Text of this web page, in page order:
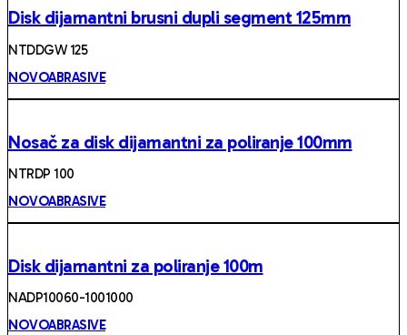
Disk dijamantni brusni dupli segment 125mm
NTDDGW 125
NOVOABRASIVE
Nosač za disk dijamantni za poliranje 100mm
NTRDP 100
NOVOABRASIVE
Disk dijamantni za poliranje 100m
NADP10060-1001000
NOVOABRASIVE